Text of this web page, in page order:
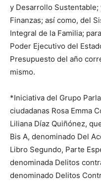
y Desarrollo
Finanzas; así como, del
Integral de la Familia;
Poder Ejecutivo del
Presupuesto del año
mismo.
*Iniciativa del Grupo
ciudadanas Rosa Emma
Liliana Díaz Quiñónez,
Bis A, denominado Del
Libro Segundo, Parte
denominada Delitos
denominado Delitos